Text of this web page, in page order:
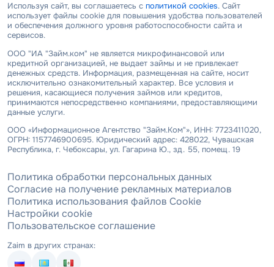
Используя сайт, вы соглашаетесь с политикой cookies. Сайт
использует файлы cookie для повышения удобства пользователей
и обеспечения должного уровня работоспособности сайта и
сервисов.
ООО "ИА "Займ.ком" не является микрофинансовой или
кредитной организацией, не выдает займы и не привлекает
денежных средств. Информация, размещенная на сайте, носит
исключительно ознакомительный характер. Все условия и
решения, касающиеся получения займов или кредитов,
принимаются непосредственно компаниями, предоставляющими
данные услуги.
ООО «Информационное Агентство "Займ.Ком"», ИНН: 7723411020,
ОГРН: 1157746900695. Юридический адрес: 428022, Чувашская
Республика, г. Чебоксары, ул. Гагарина Ю., зд. 55, помещ. 19
Политика обработки персональных данных
Согласие на получение рекламных материалов
Политика использования файлов Cookie
Настройки cookie
Пользовательское соглашение
Zaim в других странах: